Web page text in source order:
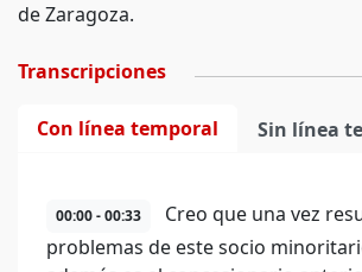
de Zaragoza.
Transcripciones
Con línea temporal Sin línea
00:00 - 00:33
Creo que una vez
problemas de este socio